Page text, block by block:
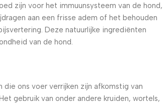
zijn voor het immuunsysteem van de hond,
aan een frisse adem of het behouden
Deze natuurlijke ingrediënten
van de hond.
die ons voer verrijken zijn afkomstig van
gebruik van onder andere kruiden, wortels,